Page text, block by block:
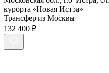
курорта «Новая Истра»
Трансфер из Москвы
132 400 ₽